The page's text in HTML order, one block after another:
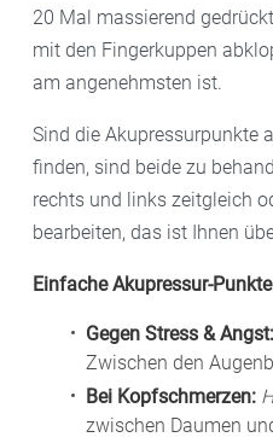
20 Mal massierend
mit den Fingerkuppen
am angenehmsten ist.
Sind die Akupressurpunkte
finden, sind beide zu
rechts und links zeitgleich
bearbeiten, das ist Ihnen
Einfache Akupressur-
Gegen Stress & Angst:
Zwischen den
Bei Kopfschmerzen:
zwischen Daumen